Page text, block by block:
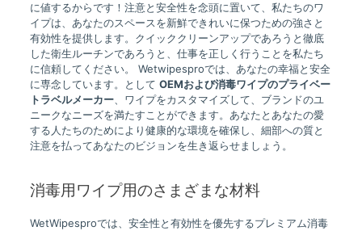
に値するからです！注意と安全性を念頭に置いて、私たちのワ
イプは、あなたのスペースを新鮮できれいに保つための強さと
有効性を提供します。クイッククリーンアップであろうと徹底
した衛生ルーチンであろうと、仕事を正しく行うことを私たち
に信頼してください。 Wetwipesproでは、あなたの幸福と安全
に専念しています。として OEMおよび消毒ワイプのプライベー
トラベルメーカー 、ワイプをカスタマイズして、ブランドのユ
ニークなニーズを満たすことができます。あなたとあなたの愛
する人たちのためにより健康的な環境を確保し、細部への質と
注意を払ってあなたのビジョンを生き返らせましょう。
消毒用ワイプ用のさまざまな材料
WetWipesproでは、安全性と有効性を優先するプレミアム消毒